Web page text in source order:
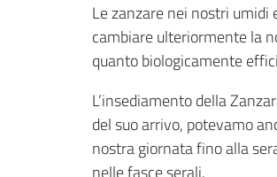
Le zanzare nei nostri umidi
cambiare ulteriormente la
quanto biologicamente
L’insediamento della
del suo arrivo, potevamo
nostra giornata fino alla
nelle fasce serali.